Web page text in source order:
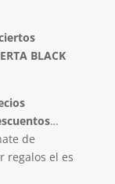
BLACK
…
de
regalos el es